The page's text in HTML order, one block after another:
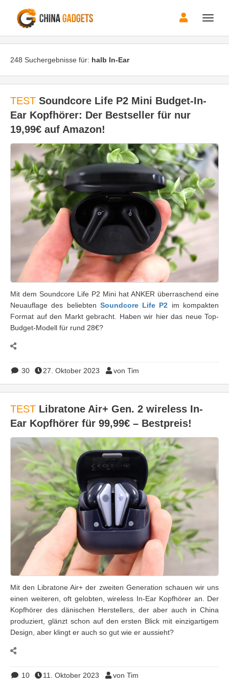
Toggle
248 Suchergebnisse für: halb In-Ear
TEST Soundcore Life P2 Mini Budget-In-
Ear Kopfhörer: Der Bestseller für nur
19,99€ auf Amazon!
Mit dem Soundcore Life P2 Mini hat ANKER überraschend eine
Neuauflage des beliebten Soundcore Life P2 im kompakten
Format auf den Markt gebracht. Haben wir hier das neue Top-
Budget-Modell für rund 28€?
30 27. Oktober 2023 von Tim
TEST Libratone Air+ Gen. 2 wireless In-
Ear Kopfhörer für 99,99€ – Bestpreis!
Mit den Libratone Air+ der zweiten Generation schauen wir uns
einen weiteren, oft gelobten, wireless In-Ear Kopfhörer an. Der
Kopfhörer des dänischen Herstellers, der aber auch in China
produziert, glänzt schon auf den ersten Blick mit einzigartigem
Design, aber klingt er auch so gut wie er aussieht?
10 11. Oktober 2023 von Tim